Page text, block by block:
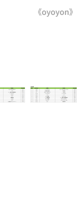
《oyoyon》